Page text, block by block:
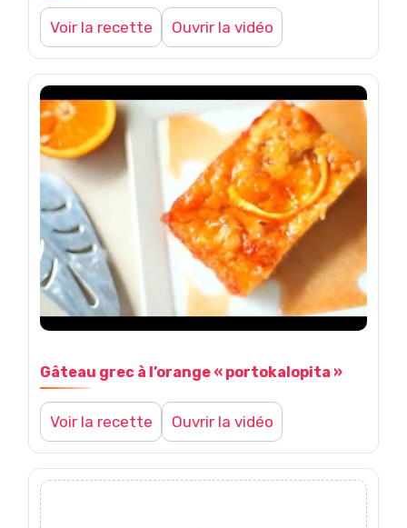
Voir la recette Ouvrir la vidéo
Gâteau grec à l’orange « portokalopita »
Voir la recette Ouvrir la vidéo